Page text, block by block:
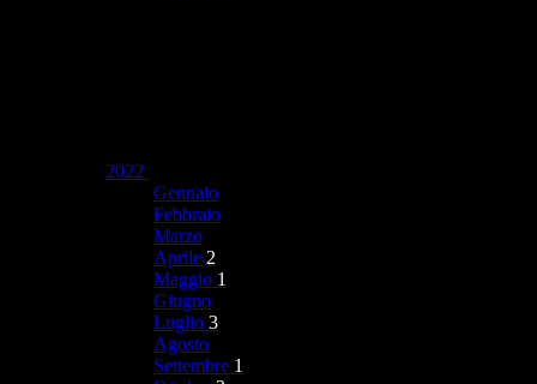
2022
Gennaio
Febbraio
Marzo
Aprile 2
Maggio 1
Giugno
Luglio 3
Agosto
Settembre 1